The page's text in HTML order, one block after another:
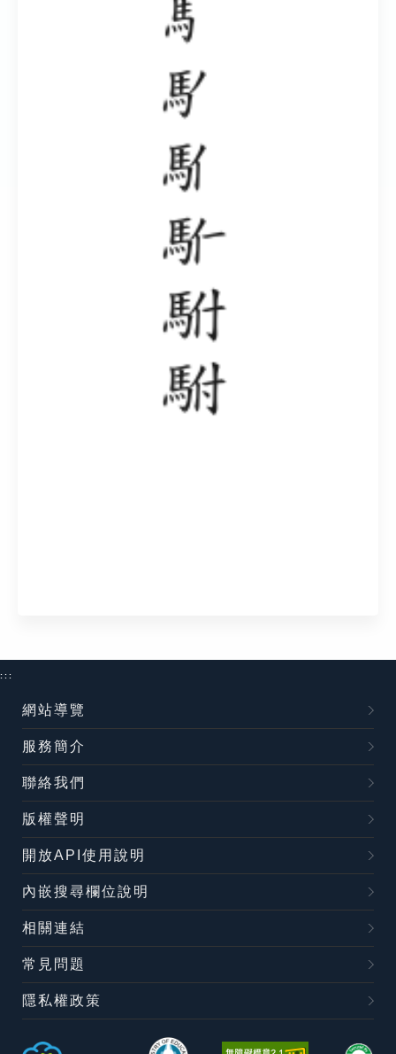
:::
網站導覽
服務簡介
聯絡我們
版權聲明
開放API使用說明
內嵌搜尋欄位說明
相關連結
常見問題
隱私權政策